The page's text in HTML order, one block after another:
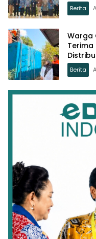
Berita
Warga
Terima
Berita